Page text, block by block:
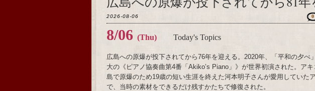
2026-08-06 0
8/06 (Thu) Today's Topics
広島への原爆が投下されてから76年を迎える。2020年、「平和の夕べ
大の《ピアノ協奏曲第4番「Akiko’s Piano」》が世界初演された。ア
島で原爆のため19歳の短い生涯を終えた河本明子さんが愛用していた
で、当時の素材をできるだけ残すかたちで修復された。